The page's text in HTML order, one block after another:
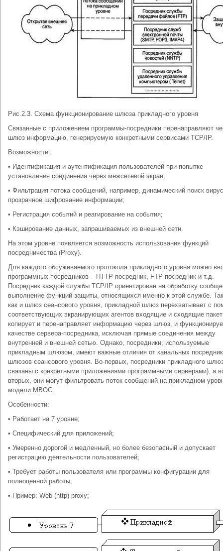
Рис.2.3. Схема функционирование шлюза прикладного уровня
Связанные с приложением программы-посредники перенаправляют
шлюз информацию, генерируемую конкретными сервисами TCP/IP.
Возможности:
• Идентификация и аутентификация пользователей при попытке
установления соединения через межсетевой экран;
• Фильтрация потока сообщений, например, динамический поиск
прозрачное шифрование информации;
• Регистрация событий и реагирование на события;
• Кэширование данных, запрашиваемых из внешней сети.
На этом уровне появляется возможность использования функций
посредничества (Proxy).
Для каждого обсуживаемого протокола прикладного уровня можно
программных посредников – HTTP-посредник, FTP-посредник и т.д.
Посредник каждой службы TCP/IP ориентирован на обработку
выполнение функций защиты, относящихся именно к этой службе.
как и шлюз сеансового уровня, прикладной шлюз перехватывает с
соответствующих экранирующих агентов входящие и сходящие
копирует и перенаправляет информацию через шлюз, и
качестве сервера-посредника, исключая прямые соединения между
внутренней и внешней сетью. Однако, посредники, используемые
прикладным шлюзом, имеют важные отличия от канальных
шлюзов сеансового уровня. Во-первых, посредники прикладного
связаны с конкретными приложениями программными серверами), а
вторых, они могут фильтровать поток сообщений на прикладном
модели МВОС.
Особенности:
• Работает на 7 уровне;
• Специфический для приложений;
• Умеренно дорогой и медленный, но более безопасный и допускает
регистрацию деятельности пользователей;
• Требует работы пользователя или программы конфигурации для
полноценной работы;
• Пример: Web (http) proxy;